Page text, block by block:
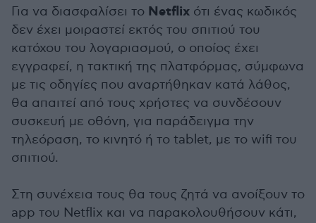
Για να διασφαλίσει το Netflix ότι ένας κωδικός
δεν έχει μοιραστεί εκτός του σπιτιού του
κατόχου του λογαριασμού, ο οποίος έχει
εγγραφεί, η τακτική της πλατφόρμας, σύμφωνα
με τις οδηγίες που αναρτήθηκαν κατά λάθος,
θα απαιτεί από τους χρήστες να συνδέσουν
συσκευή με οθόνη, για παράδειγμα την
τηλεόραση, το κινητό ή το tablet, με το wifi του
σπιτιού.
Στη συνέχεια τους θα τους ζητά να ανοίξουν το
app του Netflix και να παρακολουθήσουν κάτι,